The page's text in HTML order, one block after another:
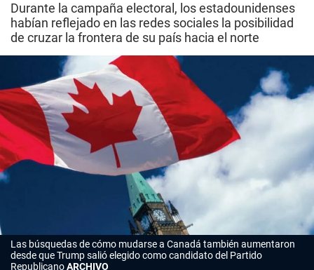
Durante la campaña electoral, los estadounidenses
habían reflejado en las redes sociales la posibilidad
de cruzar la frontera de su país hacia el norte
Las búsquedas de cómo mudarse a Canadá también aumentaron
desde que Trump salió elegido como candidato del Partido
RepublicanoARCHIVO